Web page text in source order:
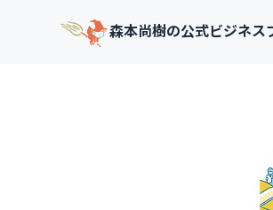
森本尚樹の公式ビジネス